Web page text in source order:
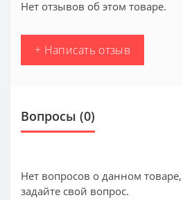
Нет отзывов об этом товаре.
+ Написать отзыв
Вопросы (0)
Нет вопросов о данном
задайте свой вопрос.